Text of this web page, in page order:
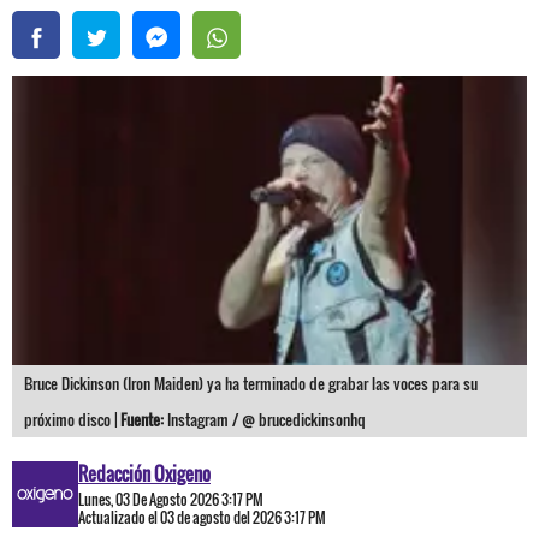
Bruce Dickinson (Iron Maiden) ya ha terminado de grabar las voces para su
próximo disco |Fuente: Instagram / @ brucedickinsonhq
Redacción Oxigeno
Lunes, 03 De Agosto 2026 3:17 PM
Actualizado el 03 de agosto del 2026 3:17 PM